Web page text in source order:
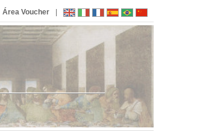
Área Voucher